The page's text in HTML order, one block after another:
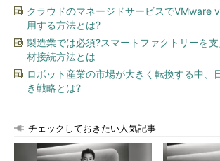
クラウドのマネージドサービスでVMware
用する方法とは?
製造業では必須?スマートファクトリーを
材接続方法とは
ロボット産業の市場が大きく転換する中、
き戦略とは?
チェックしておきたい人気記事